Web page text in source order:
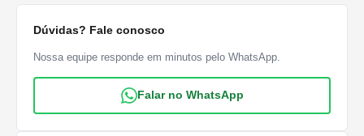
Dúvidas? Fale conosco
Nossa equipe responde em minutos pelo WhatsApp.
Falar no WhatsApp